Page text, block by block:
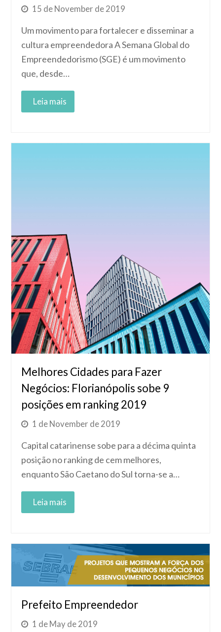
15 de November de 2019
Um movimento para fortalecer e disseminar a
cultura empreendedora A Semana Global do
Empreendedorismo (SGE) é um movimento
que, desde…
Melhores Cidades para Fazer
Negócios: Florianópolis sobe 9
posições em ranking 2019
1 de November de 2019
Capital catarinense sobe para a décima quinta
posição no ranking de cem melhores,
enquanto São Caetano do Sul torna-se a…
Prefeito Empreendedor
1 de May de 2019